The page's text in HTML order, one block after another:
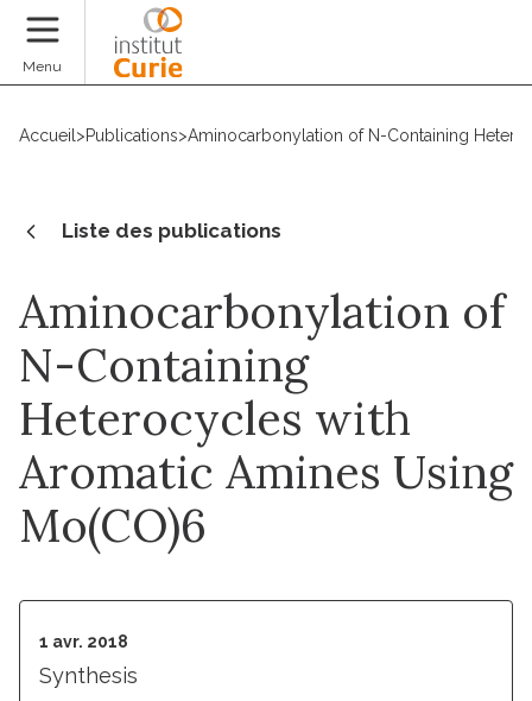
Menu
Accueil >Publications>Aminocarbonylation of N-Containing
Liste des publications
Aminocarbonylation of
N-Containing
Heterocycles with
Aromatic Amines Using
Mo(CO)6
1 avr. 2018
Synthesis